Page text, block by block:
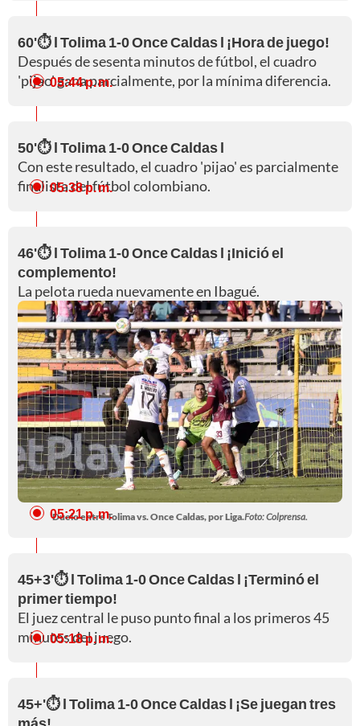
60'⏱️ l Tolima 1-0 Once Caldas l ¡Hora de juego!
Después de sesenta minutos de fútbol, el cuadro
'pijao' gana parcialmente, por la mínima diferencia.
05:44 p. m.
50'⏱️ l Tolima 1-0 Once Caldas l
Con este resultado, el cuadro 'pijao' es parcialmente
finalista del fútbol colombiano.
05:38 p. m.
46'⏱️ l Tolima 1-0 Once Caldas l ¡Inició el
complemento!
La pelota rueda nuevamente en Ibagué.
Duelo entre Tolima vs. Once Caldas, por Liga.Foto: Colprensa.
05:21 p. m.
45+3'⏱️ l Tolima 1-0 Once Caldas l ¡Terminó el
primer tiempo!
El juez central le puso punto final a los primeros 45
minutos del juego.
05:18 p. m.
45+'⏱️ l Tolima 1-0 Once Caldas l ¡Se juegan tres
más!